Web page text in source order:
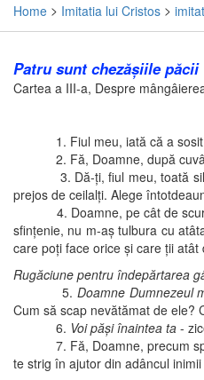
Home > Imitatia lui Cristos >
Patru sunt chezăşiile păcii
Cartea a III-a, Despre
1. Fiul meu, iată că a sosit
2. Fă, Doamne, după
3. Dă-ţi, fiul meu, toată silinţa
prejos de ceilalţi. Alege
4. Doamne, pe cât de scurte
sfinţenie, nu m-aş tulbura cu
care poţi face orice şi care ţii
Rugăciune pentru îndepărtarea
5. Doamne Dumnezeul
Cum să scap nevătămat de ele?
6. Voi păşi înaintea ta -
7. Fă, Doamne, precum spui;
te strig în ajutor din adâncul